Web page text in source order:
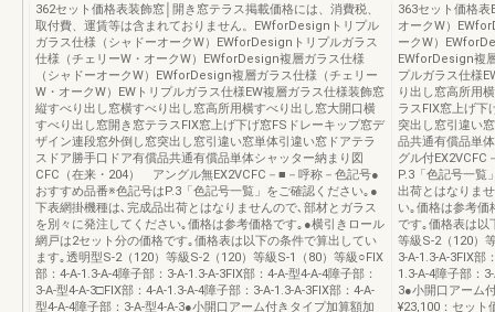
362セット価格表装飾窓│開き窓テラス掲載価格には、消費税、
取付費、運賃等は含まれておりません。EWforDesignトリプル
ガラス仕様（シャドーオークW）EWforDesignトリプルガラス
仕様（チェリーW・オークW）EWforDesign複層ガラス仕様
（シャドーオークW）EWforDesign複層ガラス仕様（チェリー
W・オークW）EWトリプルガラス仕様EW複層ガラス仕様装飾窓
縦すべり出し窓横すべり出し窓高所用横すべり出し窓大開口横
すべり出し窓開き窓テラスFIX窓上げ下げ窓FSドレーキップ窓デ
ザイン連段窓外倒し窓突出し窓引違い窓単体引違い窓ドアテラ
スドア勝手口ドア有償品共通有償品単体シャッター納まり図
CFC（在来・204） アングル無EX2VCFC－■－呼称－色記号●
おすすめ品番※色記号はP.3「色記号一覧」をご確認ください｡●
下表網掛機種は､完成品出荷とはなりませんので､部材とガラス
を別々に発注してください｡価格は参考価格です｡●横引きロール
網戸は2セット分の価格です｡価格表は以下の条件で算出してい
ます｡透明型S-2（120）等級S-2（120）等級S-1（80）等級○FIX
部：4-A-1.3-A-4障子部：3-A-1.3-A-3FIX部：4-A-型4-A-4障子部：
3-A-型4-A-3□FIX部：4-A-1.3-A-4障子部：3-A-1.3-A-3FIX部：4-A-
型4-A-4障子部：3-A-型4-A-3●小開口アーム付きタイプ加算額加
363セット価格
オークW）
ークW）
EWforDesign複
プルガラス仕様
り出し窓高所用
ラスFIX窓上げ下
突出し窓引違い
品共通有償品単
グル付
P.3「色記号一覧
出荷とはなりま
い｡価格は参考価
です｡価格表は以
等級S-2（120）
3-A-1.3-A-3FIX部
1.3-A-4障子部：
3●小開口アーム
¥23,100：セット